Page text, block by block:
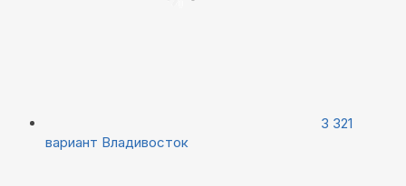
3 321
вариант Владивосток